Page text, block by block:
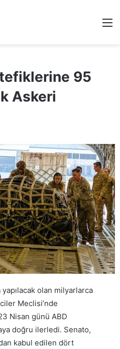
95
Askeri
yapılacak olan milyarlarca
Meclisi’nde
Nisan günü ABD
doğru ilerledi. Senato,
kabul edilen dört